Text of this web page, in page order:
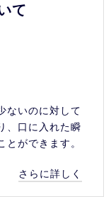
て
ないのに対して
、口に入れた瞬
ができます。
さらに詳しく